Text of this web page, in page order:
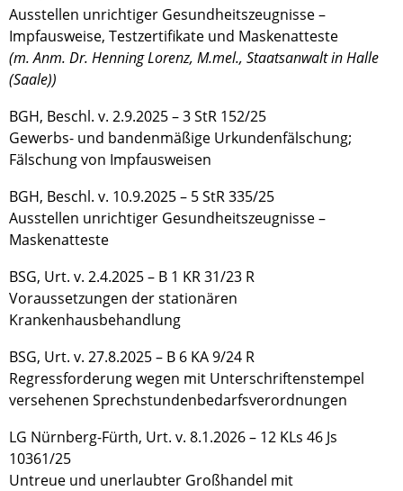
Ausstellen unrichtiger Gesundheitszeugnisse –
Impfausweise, Testzertifikate und Maskenatteste
(m. Anm. Dr. Henning Lorenz, M.mel., Staatsanwalt in Halle
(Saale))
BGH, Beschl. v. 2.9.2025 – 3 StR 152/25
Gewerbs- und bandenmäßige Urkundenfälschung;
Fälschung von Impfausweisen
BGH, Beschl. v. 10.9.2025 – 5 StR 335/25
Ausstellen unrichtiger Gesundheitszeugnisse –
Maskenatteste
BSG, Urt. v. 2.4.2025 – B 1 KR 31/23 R
Voraussetzungen der stationären
Krankenhausbehandlung
BSG, Urt. v. 27.8.2025 – B 6 KA 9/24 R
Regressforderung wegen mit Unterschriftenstempel
versehenen Sprechstundenbedarfsverordnungen
LG Nürnberg-Fürth, Urt. v. 8.1.2026 – 12 KLs 46 Js
10361/25
Untreue und unerlaubter Großhandel mit